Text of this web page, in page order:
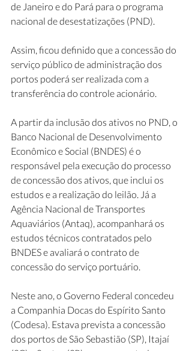
de Janeiro e do Pará para o programa
nacional de desestatizações (PND).
Assim, ficou definido que a concessão do
serviço público de administração dos
portos poderá ser realizada com a
transferência do controle acionário.
A partir da inclusão dos ativos no PND, o
Banco Nacional de Desenvolvimento
Econômico e Social (BNDES) é o
responsável pela execução do processo
de concessão dos ativos, que inclui os
estudos e a realização do leilão. Já a
Agência Nacional de Transportes
Aquaviários (Antaq), acompanhará os
estudos técnicos contratados pelo
BNDES e avaliará o contrato de
concessão do serviço portuário.
Neste ano, o Governo Federal concedeu
a Companhia Docas do Espírito Santo
(Codesa). Estava prevista a concessão
dos portos de São Sebastião (SP), Itajaí